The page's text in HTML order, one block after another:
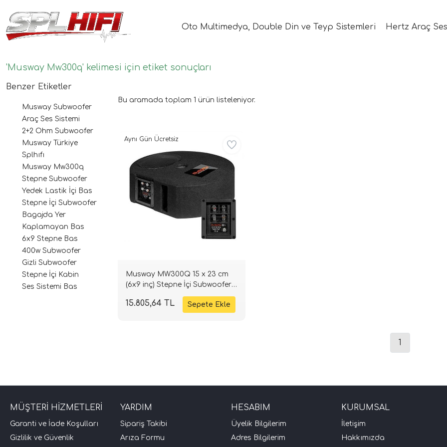
Oto Multimedya, Double Din ve Teyp Sistemleri Hertz Araç
'Musway Mw300q' kelimesi için etiket sonuçları
Benzer Etiketler
Musway Subwoofer
Araç Ses Sistemi
2+2 Ohm Subwoofer
Musway Türkiye
Splhıfı
Musway Mw300q
Stepne Subwoofer
Yedek Lastik İçi Bas
Stepne İçi Subwoofer
Bagajda Yer
Kaplamayan Bas
6x9 Stepne Bas
400w Subwoofer
Gizli Subwoofer
Stepne İçi Kabin
Ses Sistemi Bas
Bu aramada toplam 1 ürün listeleniyor.
Musway MW300Q 15 x 23 cm
(6x9 inç) Stepne İçi Subwoofer |
400W 2+2 Ohm | SPLHIFI
15.805,64 TL
Aynı Gün Ücretsiz
1
MÜŞTERİ HİZMETLERİ
Garanti ve İade Koşulları
Gizlilik ve Güvenlik
YARDIM
Sipariş Takibi
Arıza Formu
HESABIM
Üyelik Bilgilerim
Adres Bilgilerim
KURUMSAL
İletişim
Hakkımızda